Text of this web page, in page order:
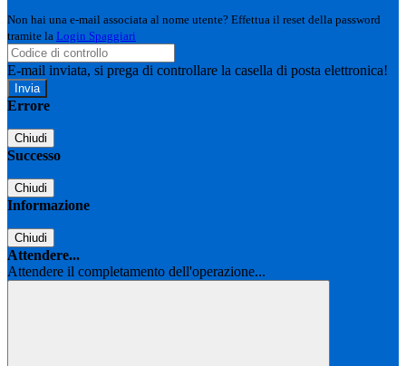
Non hai una e-mail associata al nome utente? Effettua il reset della password
tramite la Login Spaggiari
E-mail inviata, si prega di controllare la casella di posta elettronica!
Errore
Chiudi
Successo
Chiudi
Informazione
Chiudi
Attendere...
Attendere il completamento dell'operazione...